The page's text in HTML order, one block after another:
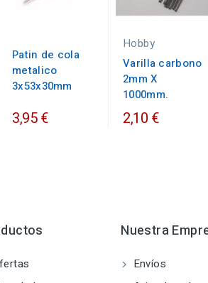
Patin de cola
metalico
3x53x30mm
3,95 €
Hobby
Varilla carbono
2mm X
1000mm.
2,10 €
Nuestra
Envíos